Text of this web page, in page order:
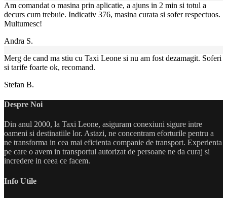
Am comandat o masina prin aplicatie, a ajuns in 2 min si totul a
decurs cum trebuie. Indicativ 376, masina curata si sofer respectuos.
Multumesc!
Andra S.
Merg de cand ma stiu cu Taxi Leone si nu am fost dezamagit. Soferi
si tarife foarte ok, recomand.
Stefan B.
Despre Noi
Din anul 2000, la Taxi Leone, asiguram conexiuni sigure intre
oameni si destinatiile lor. Astazi, ne concentram eforturile pentru a
ne transforma in cea mai eficienta companie de transport. Experienta
pe care o avem in transportul autorizat de persoane ne da curaj si
incredere in ceea ce facem.
Info Utile